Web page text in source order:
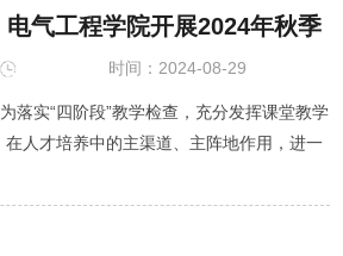
高...
电气工程学院开展2024年秋季
学期期初教学检查工作
时间：2024-08-29
为落实“四阶段”教学检查，充分发挥课堂教学
在人才培养中的主渠道、主阵地作用，进一
齐抓共管的教育教学思路，保证教学工作稳